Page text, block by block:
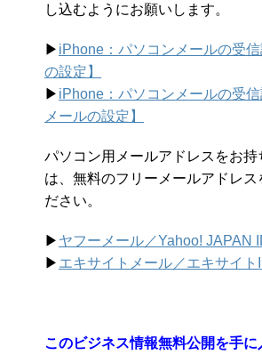
し込むようにお願いします。
▶︎ iPhone：パソコンメールの受信
の設定】
▶︎ iPhone：パソコンメールの受
メールの設定】
パソコン用メールアドレスをお持
は、無料のフリーメールアドレス
ださい。
▶︎ ヤフーメール／Yahoo! JAPAN
▶︎ エキサイトメール／エキサイト
このビジネス情報無料公開を手に